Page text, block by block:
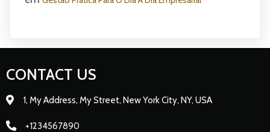
CONTACT US
1, My Address, My Street, New York City, NY, USA
+1234567890